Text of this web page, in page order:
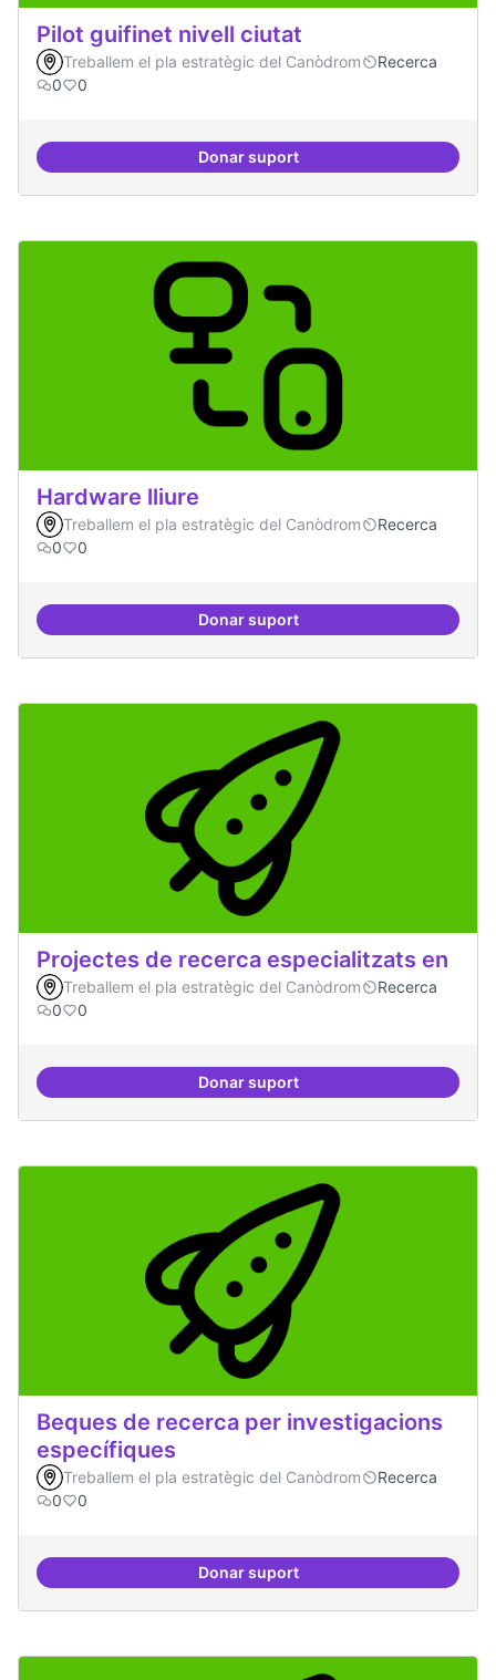
Pilot guifinet nivell ciutat
Treballem el pla estratègic del Canòdrom
Recerca
0
0
Donar suportPilot guifinet nivell ciutat
Hardware lliure
Treballem el pla estratègic del Canòdrom
Recerca
0
0
Donar suportHardware lliure
Projectes de recerca especialitzats en
Treballem el pla estratègic del Canòdrom
Recerca
0
0
Donar suportProjectes de recerca
Beques de recerca per investigacions
específiques
Treballem el pla estratègic del Canòdrom
Recerca
0
0
Donar suportBeques de recerca per